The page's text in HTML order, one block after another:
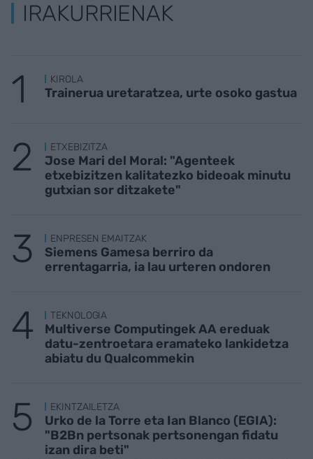
IRAKURRIENAK
KIROLA
Trainerua uretaratzea, urte osoko gastua
ETXEBIZITZA
Jose Mari del Moral: "Agenteek
etxebizitzen kalitatezko bideoak minutu
gutxian sor ditzakete"
ENPRESEN EMAITZAK
Siemens Gamesa berriro da
errentagarria, ia lau urteren ondoren
TEKNOLOGIA
Multiverse Computingek AA ereduak
datu-zentroetara eramateko lankidetza
abiatu du Qualcommekin
EKINTZAILETZA
Urko de la Torre eta Ian Blanco (EGIA):
"B2Bn pertsonak pertsonengan fidatu
izan dira beti"